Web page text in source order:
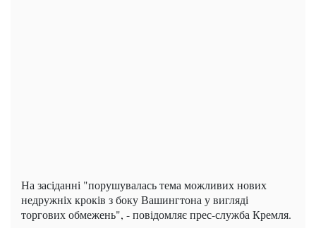
На засіданні "порушувалась тема можливих нових
недружніх кроків з боку Вашингтона у вигляді
торгових обмежень", - повідомляє прес-служба Кремля.